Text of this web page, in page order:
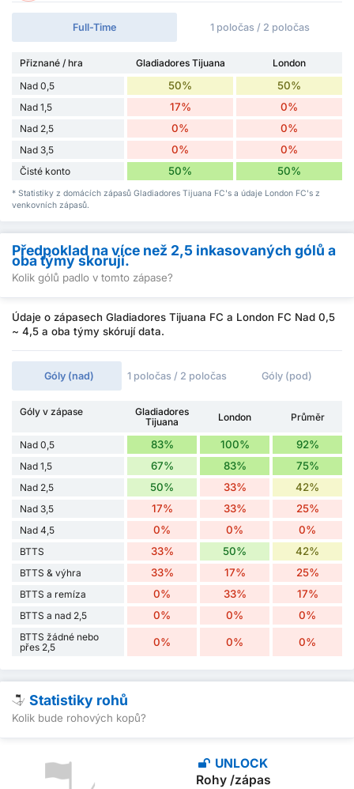
Full-Time 1 poločas / 2 poločas
Přiznané / hra Gladiadores Tijuana
London
Nad 0,5
50% 50%
Nad 1,5 17% 0%
Nad 2,5 0% 0%
Nad 3,5 0% 0%
Čisté konto 50% 50%
* Statistiky z domácích zápasů Gladiadores Tijuana FC's a údaje London FC's z
venkovních zápasů.
Předpoklad na více než 2,5 inkasovaných gólů a
oba týmy skorují.
Kolik gólů padlo v tomto zápase?
Údaje o zápasech Gladiadores Tijuana FC a London FC Nad 0,5
~ 4,5 a oba týmy skórují data.
Góly (nad) 1 poločas / 2 poločas Góly (pod)
Góly v zápase
Gladiadores
Tijuana
London Průměr
Nad 0,5 83% 100% 92%
Nad 1,5 67% 83% 75%
Nad 2,5 50% 33% 42%
Nad 3,5 17% 33% 25%
Nad 4,5 0% 0% 0%
BTTS 33% 50% 42%
BTTS & výhra 33% 17% 25%
BTTS a remíza 0% 33% 17%
BTTS a nad 2,5 0% 0% 0%
BTTS žádné nebo
přes 2,5
0% 0% 0%
Statistiky rohů
Kolik bude rohových kopů?
UNLOCK
Rohy /zápas